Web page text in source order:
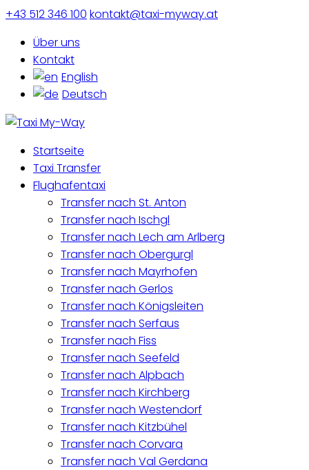
+43 512 346 100 kontakt@taxi-myway.at
Über uns
Kontakt
English
Deutsch
Startseite
Taxi Transfer
Flughafentaxi
Transfer nach St. Anton
Transfer nach Ischgl
Transfer nach Lech am Arlberg
Transfer nach Obergurgl
Transfer nach Mayrhofen
Transfer nach Gerlos
Transfer nach Königsleiten
Transfer nach Serfaus
Transfer nach Fiss
Transfer nach Seefeld
Transfer nach Alpbach
Transfer nach Kirchberg
Transfer nach Westendorf
Transfer nach Kitzbühel
Transfer nach Corvara
Transfer nach Val Gerdana